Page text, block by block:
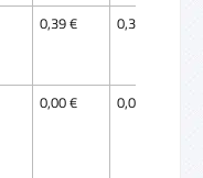
0,39 € 0,39 €
0,00 € 0,00 €